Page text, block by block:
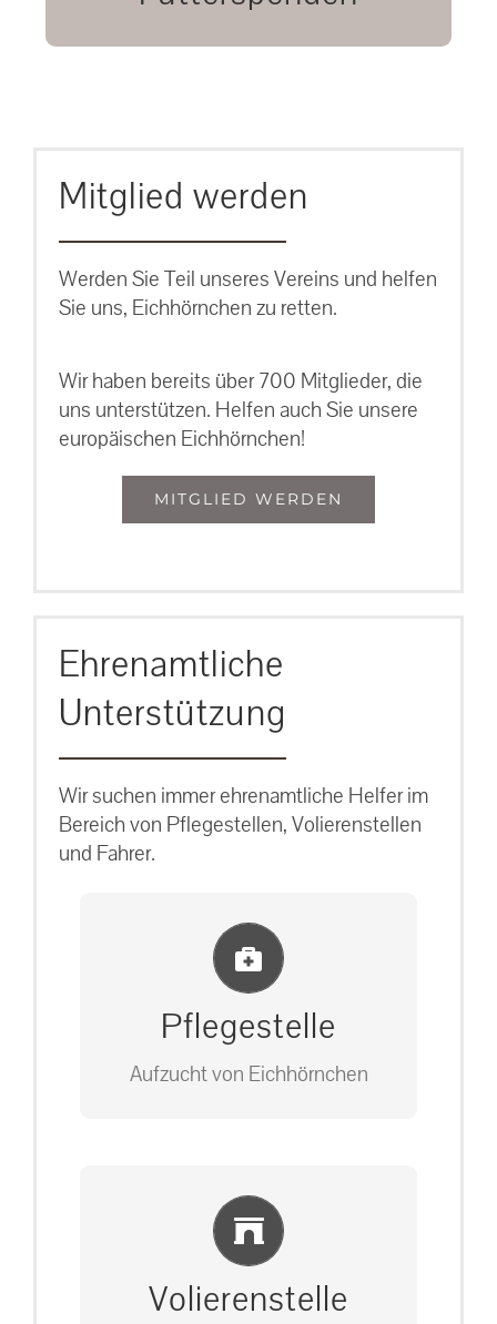
unsere Eichhörnchen.
Mitglied werden
Werden Sie Teil unseres Vereins und helfen
Sie uns, Eichhörnchen zu retten.
Wir haben bereits über 700 Mitglieder, die
uns unterstützen. Helfen auch Sie unsere
europäischen Eichhörnchen!
MITGLIED WERDEN
Ehrenamtliche
Unterstützung
Wir suchen immer ehrenamtliche Helfer im
Bereich von Pflegestellen, Volierenstellen
und Fahrer.
Pflegestelle
Aufzucht von Eichhörnchen
Einlernung und Infos
auf: 0162-7909946
Volierenstelle
Einlernung und Infos